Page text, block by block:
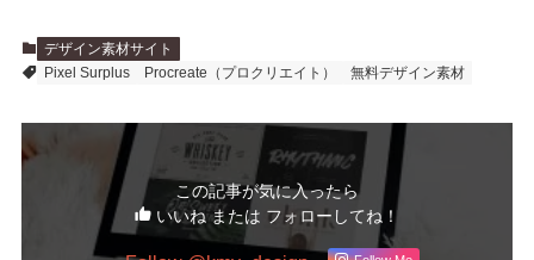
デザイン素材サイト
Pixel Surplus
Procreate（プロクリエイト） 無料デザイン素材
この記事が気に入ったら
いいね または フォローしてね！